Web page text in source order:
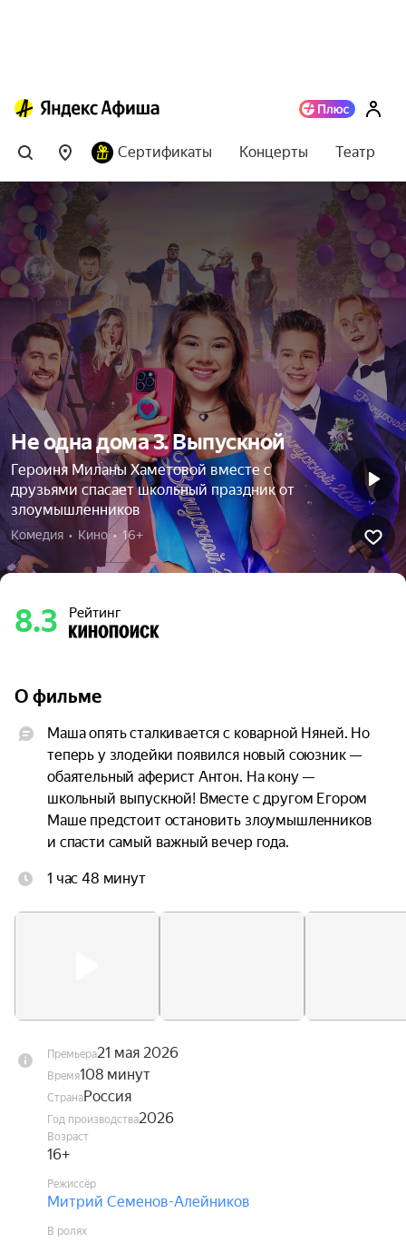
Сертификаты Концерты Театр
Не одна дома 3. Выпускной
Героиня Миланы Хаметовой вместе с
друзьями спасает школьный праздник от
злоумышленников
Комедия  •  Кино  •  16+
8.3 Рейтинг
О фильме
Маша опять сталкивается с коварной Няней. Но
теперь у злодейки появился новый союзник —
обаятельный аферист Антон. На кону —
школьный выпускной! Вместе с другом Егором
Маше предстоит остановить злоумышленников
и спасти самый важный вечер года.
1 час 48 минут
Премьера21 мая 2026
Время108 минут
СтранаРоссия
Год производства2026
Возраст
16+
Режиссёр
Митрий Семенов-Алейников
В ролях